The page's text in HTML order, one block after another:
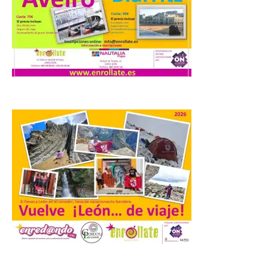
programación para
disfrutar el eclipse total
del 12 de agosto
7 Ago 2026
infantil como el adulto
pudo disfrutar de un
planetario que se instaló
en el polideportivo municipal, con pases
de mañana dedicados preferentemente al
público infantil y, el resto del […]
El Gobierno de España
lanza un visor web para
localizar y disfrutar del
eclipse solar del 12 de